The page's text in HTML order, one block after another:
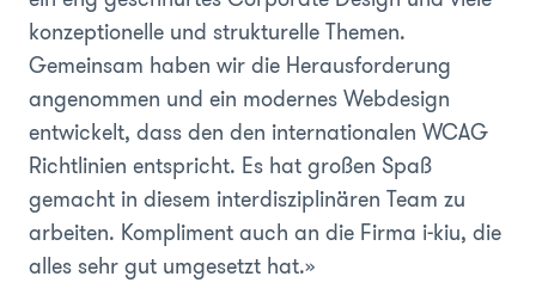
konzeptionelle und strukturelle Themen.
Gemeinsam haben wir die Herausforderung
angenommen und ein modernes Webdesign
entwickelt, dass den den internationalen WCAG
Richtlinien entspricht. Es hat großen Spaß
gemacht in diesem interdisziplinären Team zu
arbeiten. Kompliment auch an die Firma i-kiu, die
alles sehr gut umgesetzt hat.»